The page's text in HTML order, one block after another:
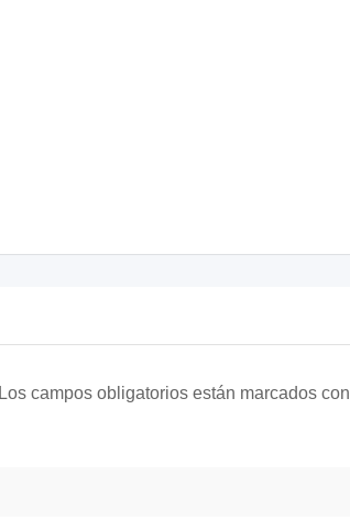
Los campos obligatorios están marcados con